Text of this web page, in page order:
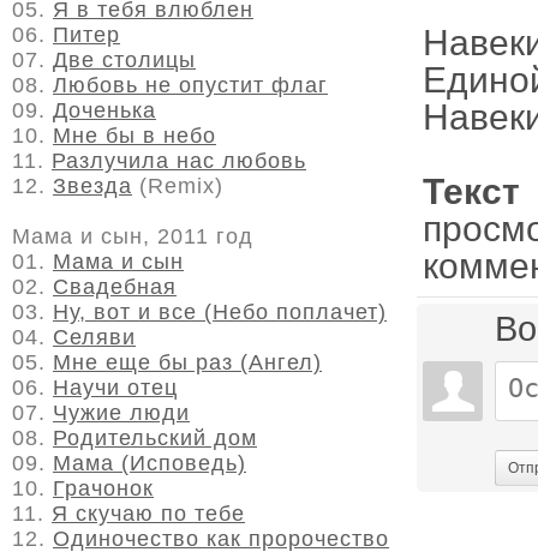
05. Я в тебя влюблен
06. Питер
07. Две столицы
08. Любовь не опустит флаг
09. Доченька
10. Мне бы в небо
11. Разлучила нас любовь
12. Звезда (Remix)
Мама и сын, 2011 год
01. Мама и сын
02. Свадебная
03. Ну, вот и все (Небо поплачет)
04. Селяви
05. Мне еще бы раз (Ангел)
06. Научи отец
07. Чужие люди
08. Родительский дом
09. Мама (Исповедь)
10. Грачонок
11. Я скучаю по тебе
12. Одиночество как пророчество